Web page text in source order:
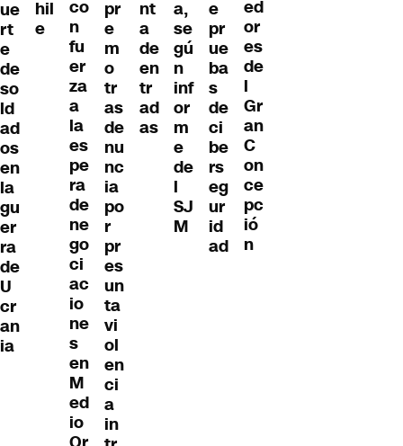
ue
rt
e
de
so
ld
ad
os
en
la
gu
er
ra
de
U
cr
an
ia
hil
e
co
n
fu
er
za
a
la
es
pe
ra
de
ne
go
ci
ac
io
ne
s
en
M
ed
io
pr
e
m
o
tr
as
de
nu
nc
ia
po
r
pr
es
un
ta
vi
ol
en
ci
a
in
nt
a
de
en
tr
ad
as
a,
se
gú
n
inf
or
m
e
de
l
SJ
M
e
pr
ue
ba
s
de
ci
be
rs
eg
ur
id
ad
ed
or
es
de
l
Gr
an
C
on
ce
pc
ió
n